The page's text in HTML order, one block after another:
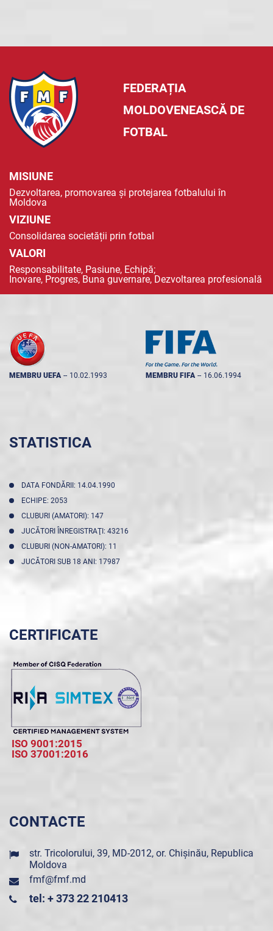
FEDERAȚIA
MOLDOVENEASCĂ DE
FOTBAL
MISIUNE
Dezvoltarea, promovarea și protejarea fotbalului în
Moldova
VIZIUNE
Consolidarea societății prin fotbal
VALORI
Responsabilitate, Pasiune, Echipă;
Inovare, Progres, Buna guvernare, Dezvoltarea profesională
MEMBRU UEFA -- 10.02.1993 MEMBRU FIFA -- 16.06.1994
STATISTICA
DATA FONDĂRII: 14.04.1990
ECHIPE: 2053
CLUBURI (AMATORI): 147
JUCĂTORI ÎNREGISTRAŢI: 43216
CLUBURI (NON-AMATORI): 11
JUCĂTORI SUB 18 ANI: 17987
CERTIFICATE
ISO 9001:2015
ISO 37001:2016
CONTACTE
str. Tricolorului, 39, MD-2012, or. Chișinău, Republica
Moldova
fmf@fmf.md
tel: + 373 22 210413